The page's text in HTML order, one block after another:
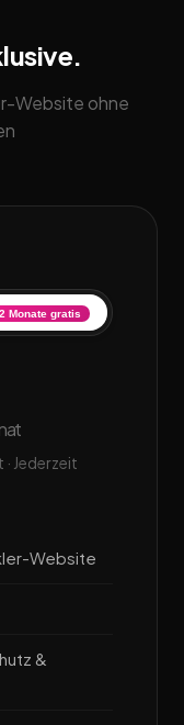
Website ohne
2 Monate gratis
Jederzeit
Website
&